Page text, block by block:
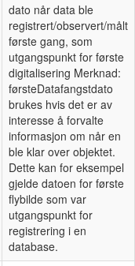
dato når data ble
registrert/observert/målt
første gang, som
utgangspunkt for første
digitalisering Merknad:
førsteDatafangstdato
brukes hvis det er av
interesse å forvalte
informasjon om når en
ble klar over objektet.
Dette kan for eksempel
gjelde datoen for første
flybilde som var
utgangspunkt for
registrering i en
database.